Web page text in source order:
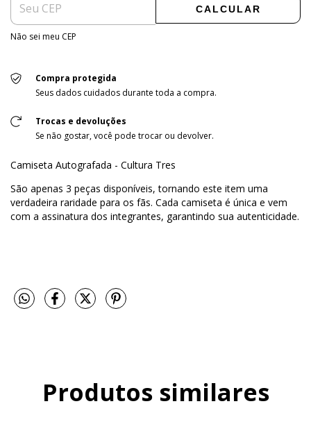
CALCULAR
Não sei meu CEP
Compra protegida
Seus dados cuidados durante toda a compra.
Trocas e devoluções
Se não gostar, você pode trocar ou devolver.
Camiseta Autografada - Cultura Tres
São apenas 3 peças disponíveis, tornando este item uma
verdadeira raridade para os fãs. Cada camiseta é única e vem
com a assinatura dos integrantes, garantindo sua autenticidade.
Produtos similares